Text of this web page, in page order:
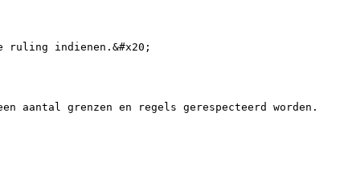
ruling indienen.&#x20;
aantal grenzen en regels gerespecteerd worden.